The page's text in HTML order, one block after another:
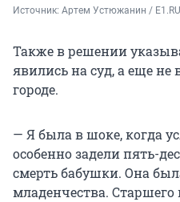
Источник: Артем Устюжанин / E1.RU
Также в решении
явились на суд, а еще
городе.
— Я была в шоке, когда
особенно задели пять-
смерть бабушки. Она
младенчества. Старшего